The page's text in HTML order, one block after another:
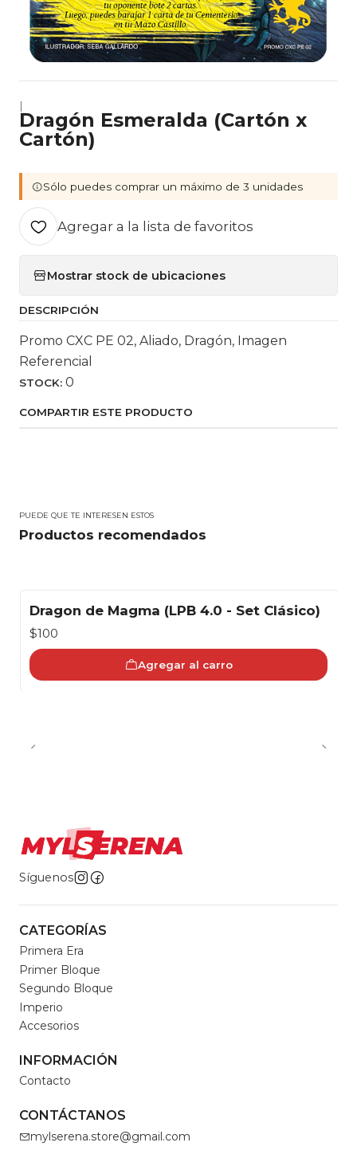
|
Dragón Esmeralda (Cartón x
Cartón)
Sólo puedes comprar un máximo de 3 unidades
Agregar a la lista de favoritos
Mostrar stock de ubicaciones
DESCRIPCIÓN
Promo CXC PE 02, Aliado, Dragón, Imagen
Referencial
STOCK: 0
COMPARTIR ESTE PRODUCTO
PUEDE QUE TE INTERESEN ESTOS
Productos recomendados
Dragon de Magma (LPB 4.0 - Set Clásico)
$100
Agregar al carro
Síguenos
CATEGORÍAS
Primera Era
Primer Bloque
Segundo Bloque
Imperio
Accesorios
INFORMACIÓN
Contacto
CONTÁCTANOS
mylserena.store@gmail.com